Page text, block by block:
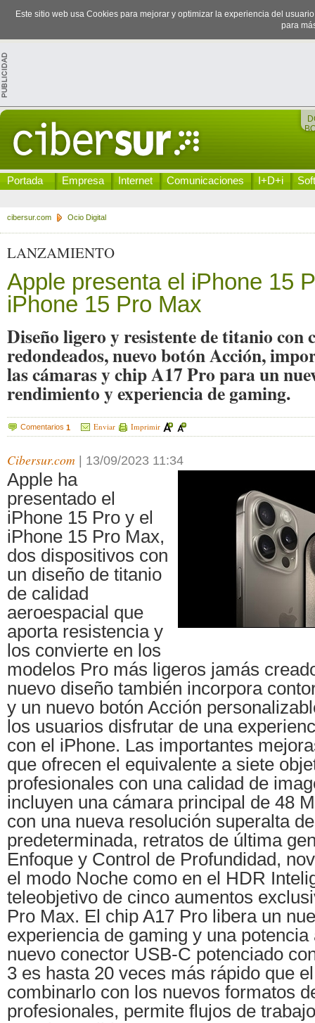
Este sitio web usa Cookies para mejorar y optimizar la experiencia del
para
Portada Empresa Internet Comunicaciones I+D+i
cibersur.com Ocio Digital
LANZAMIENTO
Apple presenta el iPhone 15
iPhone 15 Pro Max
Diseño ligero y resistente de titanio con
redondeados, nuevo botón Acción,
las cámaras y chip A17 Pro para un
rendimiento y experiencia de gaming.
Comentarios 1 Enviar Imprimir
Cibersur.com 13/09/2023 11:34
Apple ha
presentado el
iPhone 15 Pro y el
iPhone 15 Pro Max,
dos dispositivos con
un diseño de titanio
de calidad
aeroespacial que
aporta resistencia y
los convierte en los
modelos Pro más ligeros jamás
nuevo diseño también incorpora
y un nuevo botón Acción
los usuarios disfrutar de una
con el iPhone. Las importantes
que ofrecen el equivalente a siete
profesionales con una calidad de
incluyen una cámara principal de 48
con una nueva resolución superalta
predeterminada, retratos de última
Enfoque y Control de Profundidad,
el modo Noche como en el HDR
teleobjetivo de cinco aumentos
Pro Max. El chip A17 Pro libera un
experiencia de gaming y una
nuevo conector USB-C potenciado
3 es hasta 20 veces más rápido que
combinarlo con los nuevos formatos
profesionales, permite flujos de